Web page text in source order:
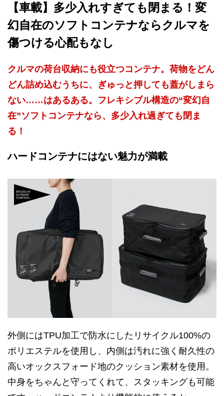
【車載】多少入れすぎても閉まる！変
幻自在のソフトコンテナならクルマを
傷つける心配もなし
クルマの荷台収納にも役立つコンテナ。荷物をどん
どん詰め込むうちに、ぎゅっと押しても蓋がしまら
ない……はあるある。フレキシブル構造の“変幻自
在”ソフトコンテナなら、多少入れ過ぎても閉ま
る！
ハードコンテナにはない魅力が満載
外側にはTPU加工で防水にしたリサイクル100%の
ポリエステルを使用し、内側は汚れに強く耐久性の
高いオックスフォード地のクッション素材を使用。
中身をちゃんと守ってくれて、スタッキングも可能